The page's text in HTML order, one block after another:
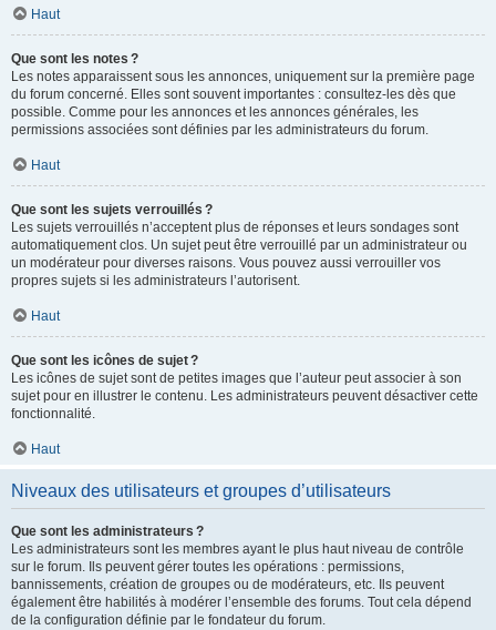
Haut
Que sont les notes ?
Les notes apparaissent sous les annonces, uniquement sur la première page
du forum concerné. Elles sont souvent importantes : consultez-les dès que
possible. Comme pour les annonces et les annonces générales, les
permissions associées sont définies par les administrateurs du forum.
Haut
Que sont les sujets verrouillés ?
Les sujets verrouillés n’acceptent plus de réponses et leurs sondages sont
automatiquement clos. Un sujet peut être verrouillé par un administrateur ou
un modérateur pour diverses raisons. Vous pouvez aussi verrouiller vos
propres sujets si les administrateurs l’autorisent.
Haut
Que sont les icônes de sujet ?
Les icônes de sujet sont de petites images que l’auteur peut associer à son
sujet pour en illustrer le contenu. Les administrateurs peuvent désactiver cette
fonctionnalité.
Haut
Niveaux des utilisateurs et groupes d’utilisateurs
Que sont les administrateurs ?
Les administrateurs sont les membres ayant le plus haut niveau de contrôle
sur le forum. Ils peuvent gérer toutes les opérations : permissions,
bannissements, création de groupes ou de modérateurs, etc. Ils peuvent
également être habilités à modérer l’ensemble des forums. Tout cela dépend
de la configuration définie par le fondateur du forum.